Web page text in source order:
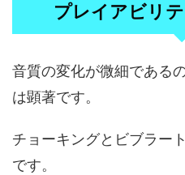
プレイアビリ
音質の変化が微細である
は顕著です。
チョーキングとビブラー
です。